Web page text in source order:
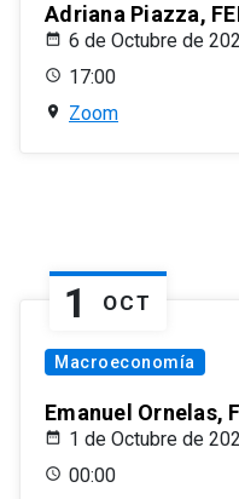
Adriana Piazza,
6 de Octubre de
17:00
Zoom
1 OCT
Macroeconomía
Emanuel Ornelas,
1 de Octubre de
00:00